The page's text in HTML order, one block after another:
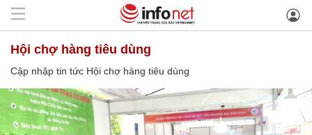
Hội chợ hàng tiêu dùng
Cập nhập tin tức Hội chợ hàng tiêu dùng